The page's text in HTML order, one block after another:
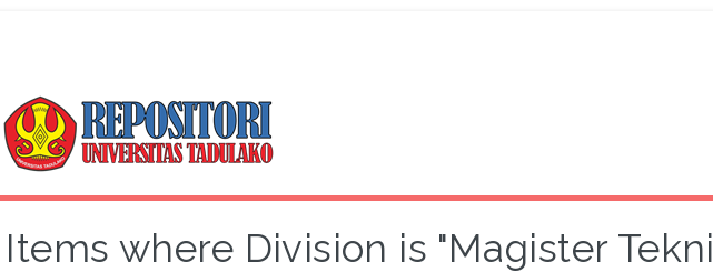
Items where Division is "Magister